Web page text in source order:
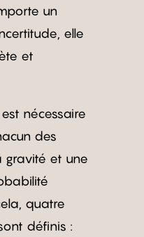
un
elle
et
nécessaire
des
gravité et une
quatre
définis :